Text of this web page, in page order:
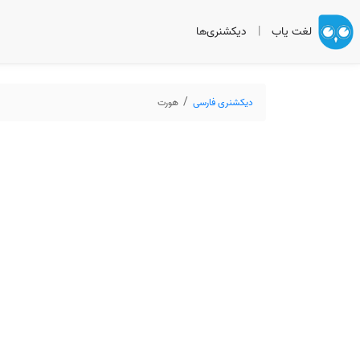
لغت یاب | دیکشنری‌ها
دیکشنری فارسی هورت